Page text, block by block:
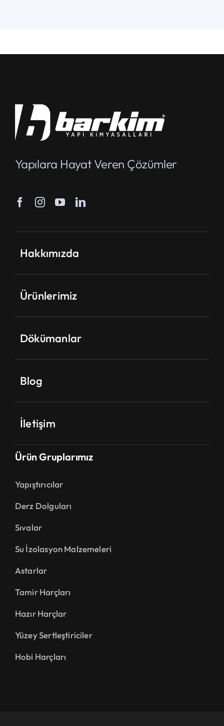
Yapılara Hayat Veren Çözümler
Hakkımızda
Ürünlerimiz
Dökümanlar
Blog
İletişim
Ürün Gruplarımız
Yapıştırıcılar
Derz Dolguları
Sıvalar
Su İzolasyon Malzemeleri
Astarlar
Tamir Harçları
Hazır Harçlar
Yüzey Sertleştiriciler
Hobi Harçları